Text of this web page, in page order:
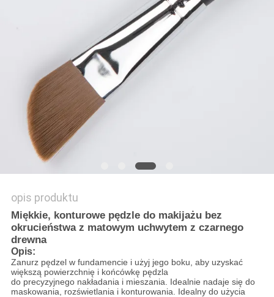
opis produktu
Miękkie, konturowe pędzle do makijażu bez
okrucieństwa z matowym uchwytem z czarnego
drewna
Opis:
Zanurz pędzel w fundamencie i użyj jego boku, aby uzyskać
większą powierzchnię i końcówkę pędzla
do precyzyjnego nakładania i mieszania. Idealnie nadaje się do
maskowania, rozświetlania i konturowania. Idealny do użycia